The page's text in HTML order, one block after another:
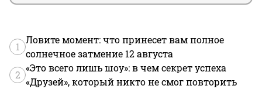
1
Ловите момент: что принесет вам полное
солнечное затмение 12 августа
2
«Это всего лишь шоу»: в чем секрет успеха
«Друзей», который никто не смог повторить